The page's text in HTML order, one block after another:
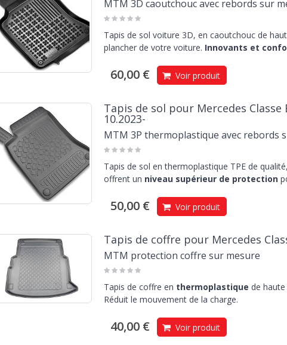
MTM 3D caoutchouc avec rebords sur
Tapis de sol voiture 3D, en caoutchouc de
plancher de votre voiture. Innovants et
60,00 € Voir produit
Tapis de sol pour Mercedes
10.2023-
MTM 3P thermoplastique avec rebords
Tapis de sol en thermoplastique TPE de
offrent un niveau supérieur de protection
50,00 € Voir produit
Tapis de coffre pour Mercedes
MTM protection coffre sur mesure
Tapis de coffre en thermoplastique de
Réduit le mouvement de la charge.
40,00 € Voir produit